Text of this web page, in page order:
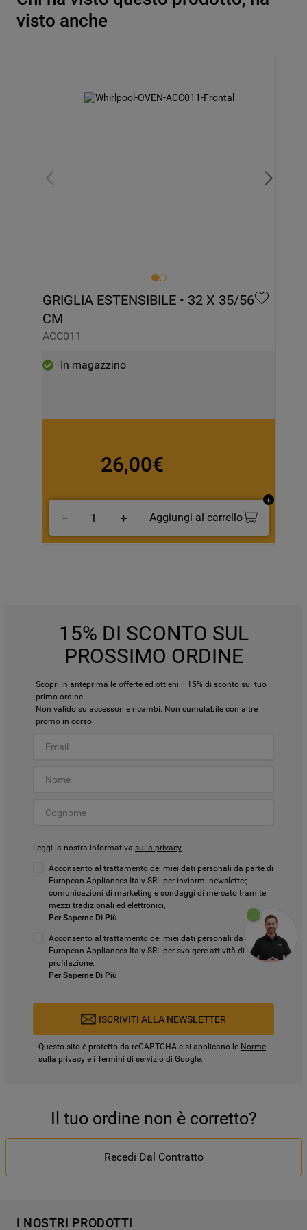
visto anche
GRIGLIA ESTENSIBILE • 32 X 35/56
CM
ACC011
In magazzino
26,00€
＋
－ Aggiungi al carrello
15% DI SCONTO SUL
PROSSIMO ORDINE
Scopri in anteprima le offerte ed ottieni il 15% di sconto sul tuo
primo ordine.
Non valido su accessori e ricambi. Non cumulabile con altre
promo in corso.
Leggi la nostra informativa sulla privacy
Acconsento al trattamento dei miei dati personali da parte di
European Appliances Italy SRL per inviarmi newsletter,
comunicazioni di marketing e sondaggi di mercato tramite
mezzi tradizionali ed elettronici,
Per Saperne Di Più
Acconsento al trattamento dei miei dati personali da parte di
European Appliances Italy SRL per svolgere attività di
profilazione,
Per Saperne Di Più
ISCRIVITI ALLA NEWSLETTER
Questo sito è protetto da reCAPTCHA e si applicano le Norme
sulla privacy e i Termini di servizio di Google.
Il tuo ordine non è corretto?
Recedi Dal Contratto
I NOSTRI PRODOTTI